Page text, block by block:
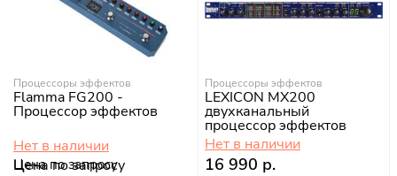
Процессоры эффектов
Flamma FG200 -
Процессор эффектов
Нет в наличии
Цена по запросу
Процессоры эффектов
LEXICON MX200
двухканальный
процессор эффектов
Нет в наличии
16 990 р.